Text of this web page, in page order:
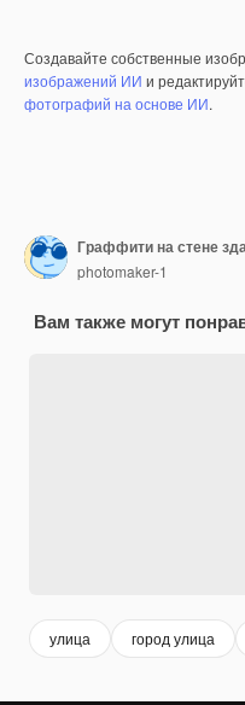
Создавайте собственные
изображений ИИ и
фотографий на основе ИИ.
Граффити на стене
photomaker-1
Вам также могут
улица город улица